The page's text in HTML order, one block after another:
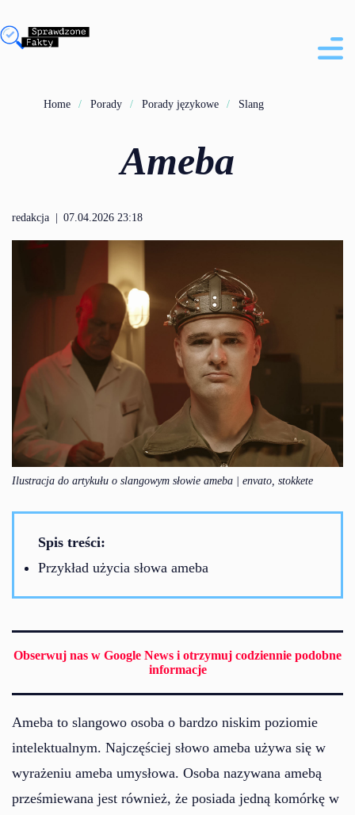
Home Porady Porady językowe Slang
Ameba
redakcja | 07.04.2026 23:18
Ilustracja do artykułu o slangowym słowie ameba | envato, stokkete
Spis treści:
Przykład użycia słowa ameba
Obserwuj nas w Google News i otrzymuj codziennie podobne
informacje
Ameba to slangowo osoba o bardzo niskim poziomie
intelektualnym. Najczęściej słowo ameba używa się w
wyrażeniu ameba umysłowa. Osoba nazywana amebą
prześmiewana jest również, że posiada jedną komórkę w